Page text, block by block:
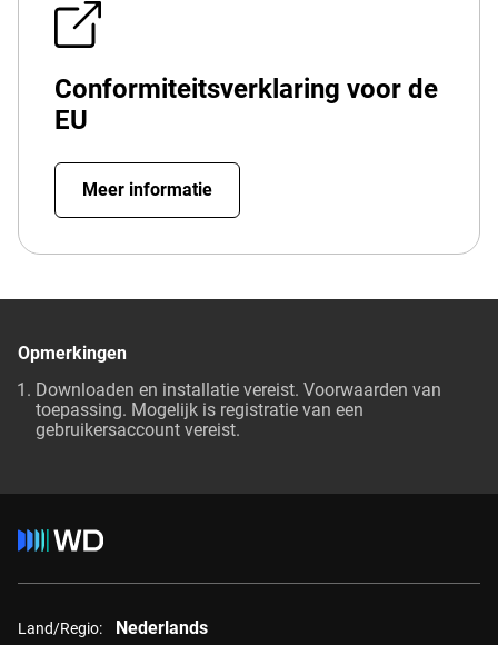
Conformiteitsverklaring voor de
EU
Meer informatie
Opmerkingen
Downloaden en installatie vereist. Voorwaarden van
toepassing. Mogelijk is registratie van een
gebruikersaccount vereist.
Land/Regio: Nederlands